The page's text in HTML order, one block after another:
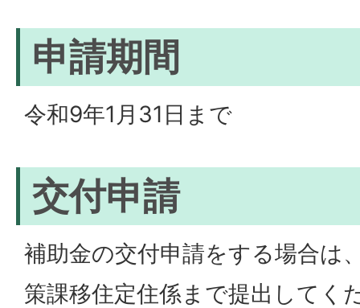
申請期間
令和9年1月31日まで
交付申請
補助金の交付申請をする場合は
策課移住定住係まで提出してく